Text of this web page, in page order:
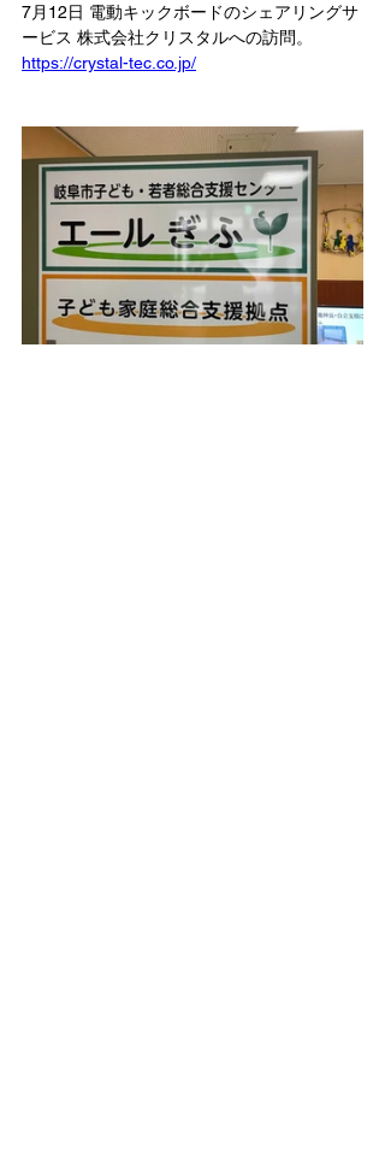
7月12日 電動キックボードのシェアリングサ
ービス 株式会社クリスタルへの訪問。
https://crystal-tec.co.jp/